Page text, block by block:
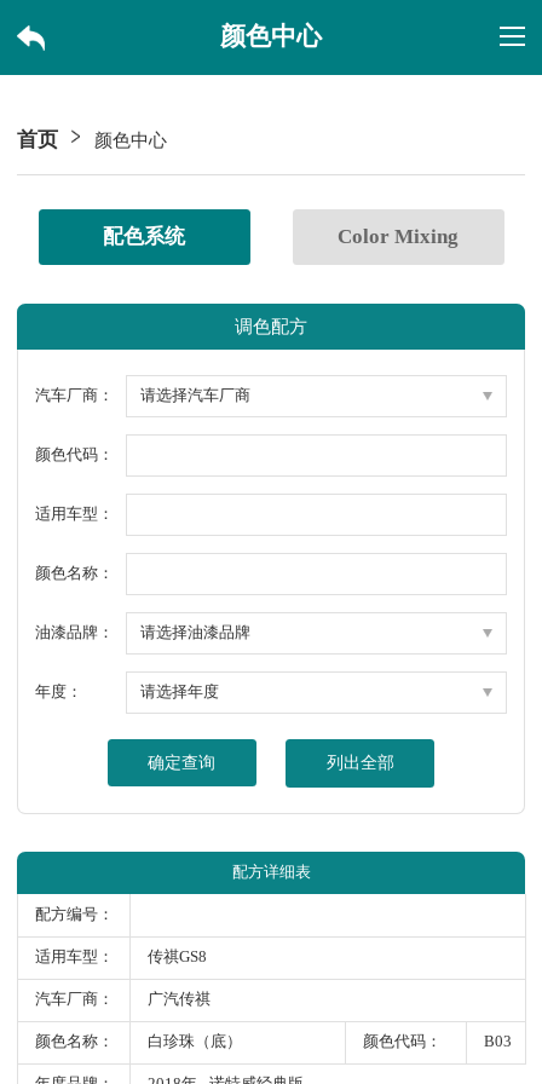
颜色中心
首页 颜色中心
配色系统 Color Mixing
调色配方
汽车厂商：
颜色代码：
适用车型：
颜色名称：
油漆品牌：
年度：
确定查询 列出全部
配方详细表
配方编号：
适用车型： 传祺GS8
汽车厂商： 广汽传祺
颜色名称： 白珍珠（底） 颜色代码： B03